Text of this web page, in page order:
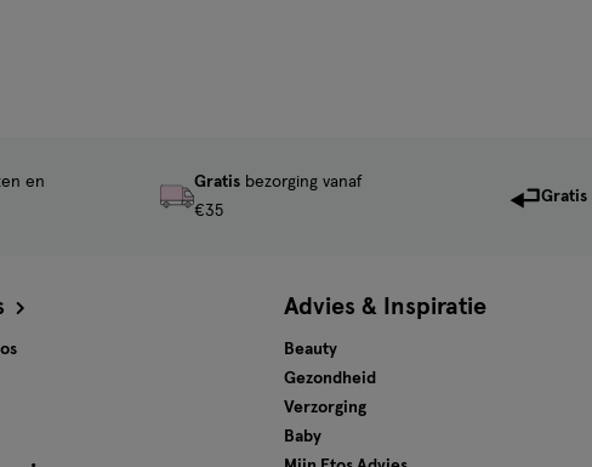
en
Gratisbezorging vanaf
€35
Gratis
Advies & Inspiratie
Beauty
Gezondheid
Verzorging
Baby